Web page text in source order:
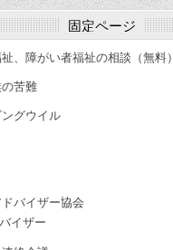
固定ページ
、障がい者福祉の相談（無料）
苦難
グウイル
バイザー協会
イザー